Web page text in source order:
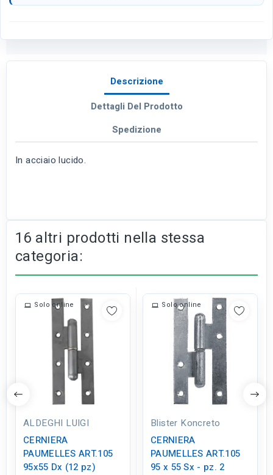
Descrizione
Dettagli Del Prodotto
Spedizione
In acciaio lucido.
16 altri prodotti nella stessa
categoria:
Solo online
ALDEGHI LUIGI
CERNIERA
PAUMELLES ART.105
95x55 Dx (12 pz)
Solo online
Blister Koncreto
CERNIERA
PAUMELLES ART.105
95 x 55 Sx - pz. 2